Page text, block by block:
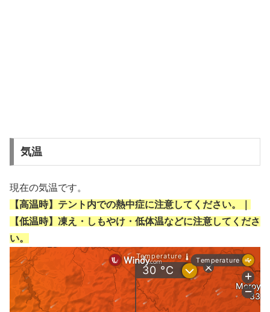
気温
現在の気温です。
【高温時】テント内での熱中症に注意してください。｜
【低温時】凍え・しもやけ・低体温などに注意してくださ
い。